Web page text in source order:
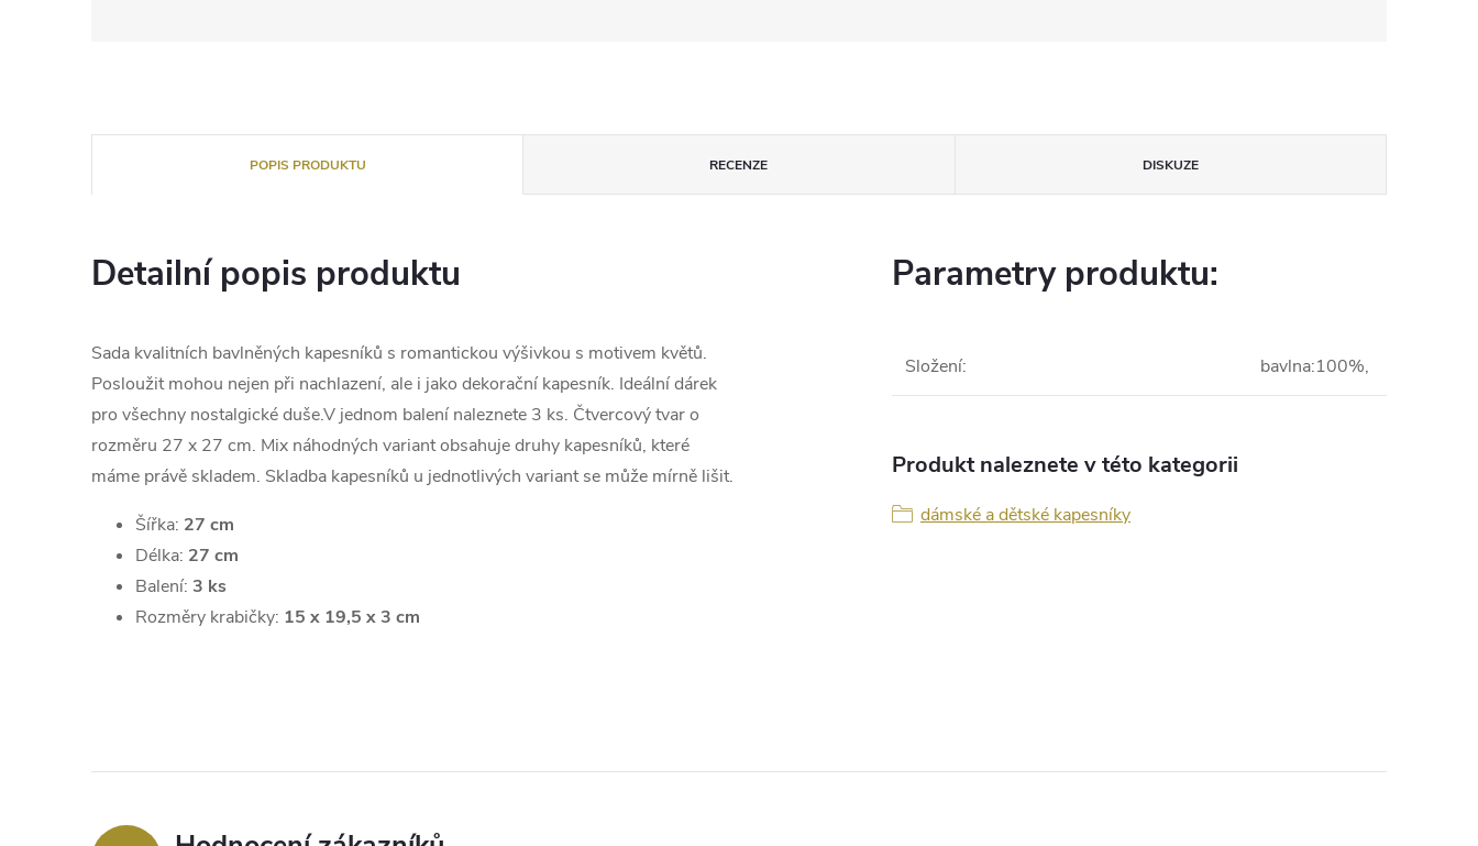
POPIS PRODUKTU RECENZE DISKUZE
Detailní popis produktu
Sada kvalitních bavlněných kapesníků s romantickou výšivkou s motivem květů.
Posloužit mohou nejen při nachlazení, ale i jako dekorační kapesník. Ideální dárek
pro všechny nostalgické duše.V jednom balení naleznete 3 ks. Čtvercový tvar o
rozměru 27 x 27 cm. Mix náhodných variant obsahuje druhy kapesníků, které
máme právě skladem. Skladba kapesníků u jednotlivých variant se může mírně lišit.
Šířka: 27 cm
Délka: 27 cm
Balení: 3 ks
Rozměry krabičky: 15 x 19,5 x 3 cm
Parametry produktu:
Složení: bavlna:100%,
Produkt naleznete v této kategorii
dámské a dětské kapesníky